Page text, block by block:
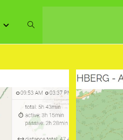
Website-
umschalten